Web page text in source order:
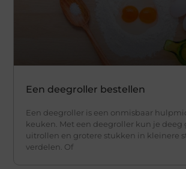
Een deegroller bestellen
Een deegroller is een onmisbaar
keuken. Met een deegroller kun je deeg
uitrollen en grotere stukken in kleinere
verdelen. Of